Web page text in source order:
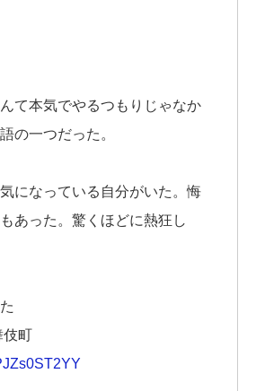
て本気でやるつもりじゃなか
の一つだった。
になっている自分がいた。悔
あった。驚くほどに熱狂し
町